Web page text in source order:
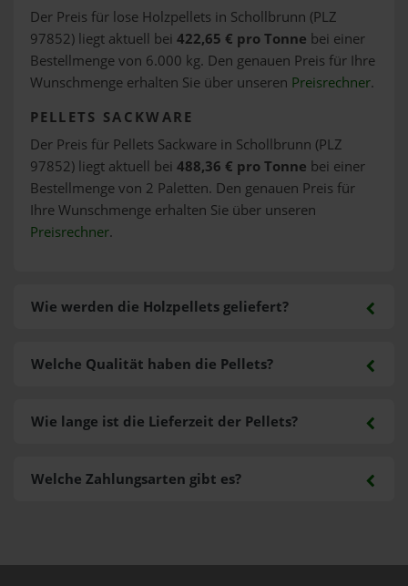
Der Preis für lose Holzpellets in Schollbrunn (PLZ
97852) liegt aktuell bei 422,65 € pro Tonne bei einer
Bestellmenge von 6.000 kg. Den genauen Preis für Ihre
Wunschmenge erhalten Sie über unseren Preisrechner.
PELLETS SACKWARE
Der Preis für Pellets Sackware in Schollbrunn (PLZ
97852) liegt aktuell bei 488,36 € pro Tonne bei einer
Bestellmenge von 2 Paletten. Den genauen Preis für
Ihre Wunschmenge erhalten Sie über unseren
Preisrechner.
Wie werden die Holzpellets geliefert?
Welche Zahlungsarten gibt es?
Welche Qualität haben die Pellets?
Wie lange ist die Lieferzeit der Pellets?